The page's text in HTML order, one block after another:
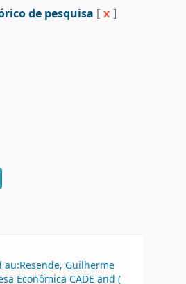
de pesquisa [ x ]
Guilherme
Econômica CADE and (